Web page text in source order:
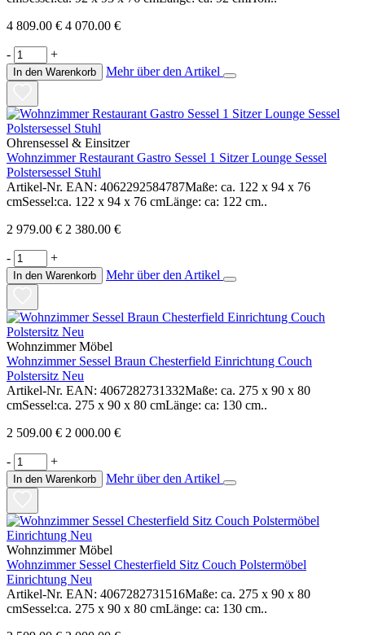
4 809.00 € 4 070.00 €
- +
In den Warenkorb Mehr über den Artikel
Ohrensessel & Einsitzer
Wohnzimmer Restaurant Gastro Sessel 1 Sitzer Lounge Sessel
Polstersessel Stuhl
Artikel-Nr. EAN: 4062292584787Maße: ca. 122 x 94 x 76
cmSessel:ca. 122 x 94 x 76 cmLänge: ca: 122 cm..
2 979.00 € 2 380.00 €
- +
In den Warenkorb Mehr über den Artikel
Wohnzimmer Möbel
Wohnzimmer Sessel Braun Chesterfield Einrichtung Couch
Polstersitz Neu
Artikel-Nr. EAN: 4067282731332Maße: ca. 275 x 90 x 80
cmSessel:ca. 275 x 90 x 80 cmLänge: ca: 130 cm..
2 509.00 € 2 000.00 €
- +
In den Warenkorb Mehr über den Artikel
Wohnzimmer Möbel
Wohnzimmer Sessel Chesterfield Sitz Couch Polstermöbel
Einrichtung Neu
Artikel-Nr. EAN: 4067282731516Maße: ca. 275 x 90 x 80
cmSessel:ca. 275 x 90 x 80 cmLänge: ca: 130 cm..